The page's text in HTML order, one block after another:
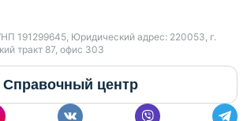
191299645, Юридический адрес: 220053, г.
тракт 87, офис 303
Справочный центр